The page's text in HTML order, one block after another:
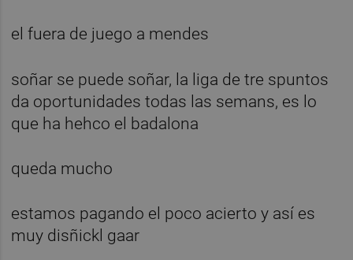
el fuera de juego a mendes
soñar se puede soñar, la liga de tre spuntos
da oportunidades todas las semans, es lo
que ha hehco el badalona
queda mucho
estamos pagando el poco acierto y así es
muy disñickl gaar